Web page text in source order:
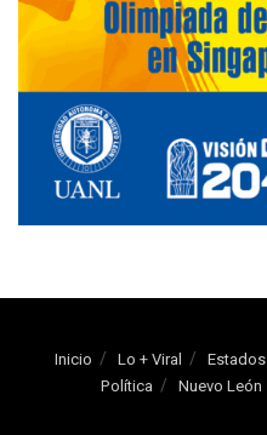
Inicio Lo + Viral Estados
Política
Nuevo León